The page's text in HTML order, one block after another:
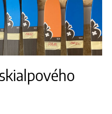
objednat poukaz